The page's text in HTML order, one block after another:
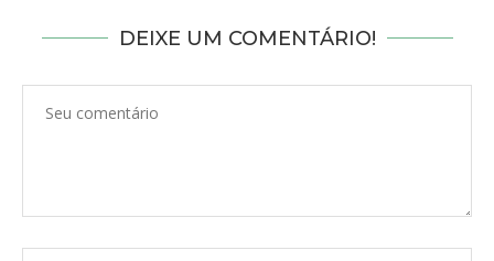
DEIXE UM COMENTÁRIO!